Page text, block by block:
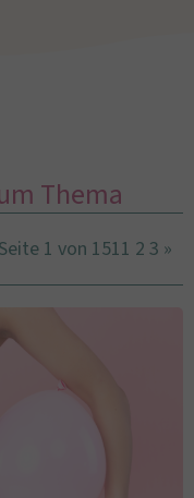
Thema
Seite 1 von 1511 2 3 »